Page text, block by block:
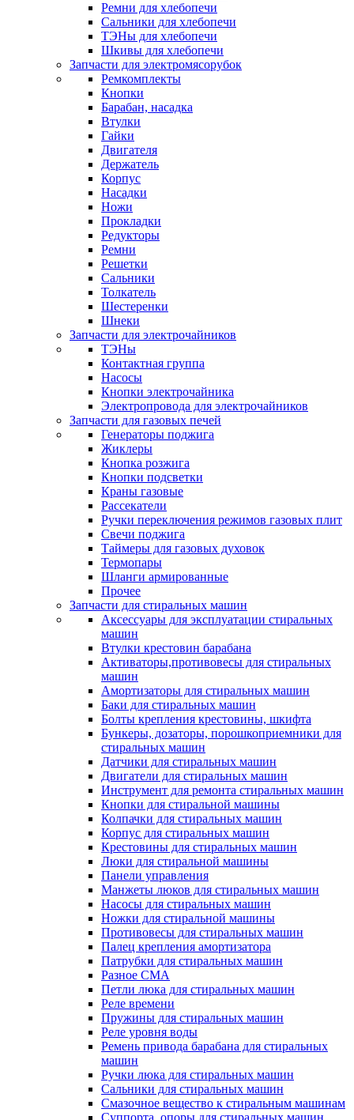
Ремни для хлебопечи
Сальники для хлебопечи
ТЭНы для хлебопечи
Шкивы для хлебопечи
Запчасти для электромясорубок
Ремкомплекты
Кнопки
Барабан, насадка
Втулки
Гайки
Двигателя
Держатель
Корпус
Насадки
Ножи
Прокладки
Редукторы
Ремни
Решетки
Сальники
Толкатель
Шестеренки
Шнеки
Запчасти для электрочайников
ТЭНы
Контактная группа
Насосы
Кнопки электрочайника
Электропровода для электрочайников
Запчасти для газовых печей
Генераторы поджига
Жиклеры
Кнопка розжига
Кнопки подсветки
Краны газовые
Рассекатели
Ручки переключения режимов газовых плит
Свечи поджига
Таймеры для газовых духовок
Термопары
Шланги армированные
Прочее
Запчасти для стиральных машин
Аксессуары для эксплуатации стиральных
машин
Втулки крестовин барабана
Активаторы,противовесы для стиральных
машин
Амортизаторы для стиральных машин
Баки для стиральных машин
Болты крепления крестовины, шкифта
Бункеры, дозаторы, порошкоприемники для
стиральных машин
Датчики для стиральных машин
Двигатели для стиральных машин
Инструмент для ремонта стиральных машин
Кнопки для стиральной машины
Колпачки для стиральных машин
Корпус для стиральных машин
Крестовины для стиральных машин
Люки для стиральной машины
Панели управления
Манжеты люков для стиральных машин
Насосы для стиральных машин
Ножки для стиральной машины
Противовесы для стиральных машин
Палец крепления амортизатора
Патрубки для стиральных машин
Разное СМА
Петли люка для стиральных машин
Реле времени
Пружины для стиральных машин
Реле уровня воды
Ремень привода барабана для стиральных
машин
Ручки люка для стиральных машин
Сальники для стиральных машин
Смазочное вещество к стиральным машинам
Суппорта, опоры для стиральных машин